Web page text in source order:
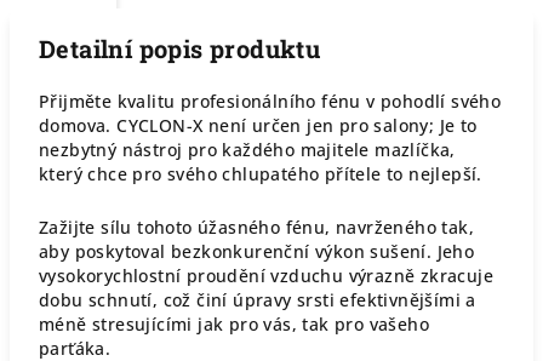
Detailní popis produktu
Přijměte kvalitu profesionálního fénu v pohodlí svého
domova. CYCLON-X není určen jen pro salony; Je to
nezbytný nástroj pro každého majitele mazlíčka,
který chce pro svého chlupatého přítele to nejlepší.
Zažijte sílu tohoto úžasného fénu, navrženého tak,
aby poskytoval bezkonkurenční výkon sušení. Jeho
vysokorychlostní proudění vzduchu výrazně zkracuje
dobu schnutí, což činí úpravy srsti efektivnějšími a
méně stresujícími jak pro vás, tak pro vašeho
parťáka.